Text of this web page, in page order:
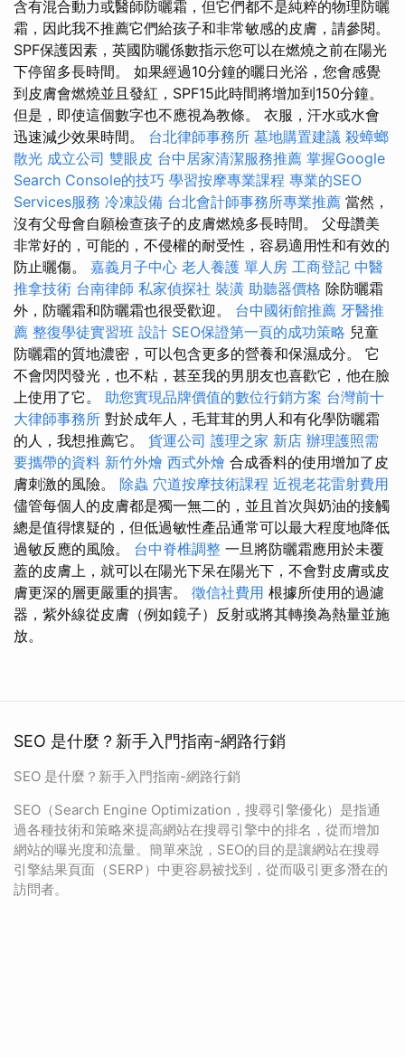
含有混合動力或醫師防曬霜，但它們都不是純粹的物理防曬
霜，因此我不推薦它們給孩子和非常敏感的皮膚，請參閱。
SPF保護因素，英國防曬係數指示您可以在燃燒之前在陽光
下停留多長時間。 如果經過10分鐘的曬日光浴，您會感覺
到皮膚會燃燒並且發紅，SPF15此時間將增加到150分鐘。
但是，即使這個數字也不應視為教條。 衣服，汗水或水會
迅速減少效果時間。 台北律師事務所 墓地購置建議 殺蟑螂
散光 成立公司 雙眼皮 台中居家清潔服務推薦 掌握Google
Search Console的技巧 學習按摩專業課程 專業的SEO
Services服務 冷凍設備 台北會計師事務所專業推薦 當然，
沒有父母會自願檢查孩子的皮膚燃燒多長時間。 父母讚美
非常好的，可能的，不侵權的耐受性，容易適用性和有效的
防止曬傷。 嘉義月子中心 老人養護 單人房 工商登記 中醫
推拿技術 台南律師 私家偵探社 裝潢 助聽器價格 除防曬霜
外，防曬霜和防曬霜也很受歡迎。 台中國術館推薦 牙醫推
薦 整復學徒實習班 設計 SEO保證第一頁的成功策略 兒童
防曬霜的質地濃密，可以包含更多的營養和保濕成分。 它
不會閃閃發光，也不粘，甚至我的男朋友也喜歡它，他在臉
上使用了它。 助您實現品牌價值的數位行銷方案 台灣前十
大律師事務所 對於成年人，毛茸茸的男人和有化學防曬霜
的人，我想推薦它。 貨運公司 護理之家 新店 辦理護照需
要攜帶的資料 新竹外燴 西式外燴 合成香料的使用增加了皮
膚刺激的風險。 除蟲 穴道按摩技術課程 近視老花雷射費用
儘管每個人的皮膚都是獨一無二的，並且首次與奶油的接觸
總是值得懷疑的，但低過敏性產品通常可以最大程度地降低
過敏反應的風險。 台中脊椎調整 一旦將防曬霜應用於未覆
蓋的皮膚上，就可以在陽光下呆在陽光下，不會對皮膚或皮
膚更深的層更嚴重的損害。 徵信社費用 根據所使用的過濾
器，紫外線從皮膚（例如鏡子）反射或將其轉換為熱量並施
放。
SEO 是什麼？新手入門指南-網路行銷
SEO 是什麼？新手入門指南-網路行銷
SEO（Search Engine Optimization，搜尋引擎優化）是指通
過各種技術和策略來提高網站在搜尋引擎中的排名，從而增加
網站的曝光度和流量。簡單來說，SEO的目的是讓網站在搜尋
引擎結果頁面（SERP）中更容易被找到，從而吸引更多潛在的
訪問者。